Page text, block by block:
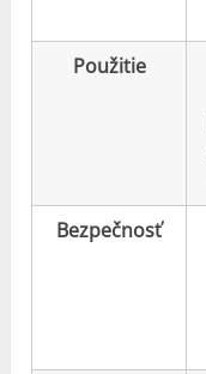
Použitie
Bezpečnosť